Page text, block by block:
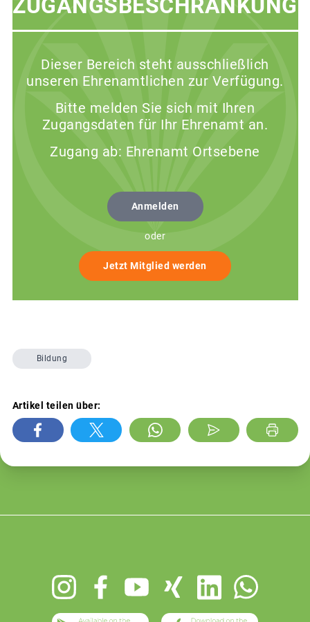
ZUGANGSBESCHRÄNKUNG
Dieser Bereich steht ausschließlich
unseren Ehrenamtlichen zur Verfügung.
Bitte melden Sie sich mit Ihren
Zugangsdaten für Ihr Ehrenamt an.
Zugang ab: Ehrenamt Ortsebene
Anmelden
oder
Jetzt Mitglied werden
Bildung
Artikel teilen über: